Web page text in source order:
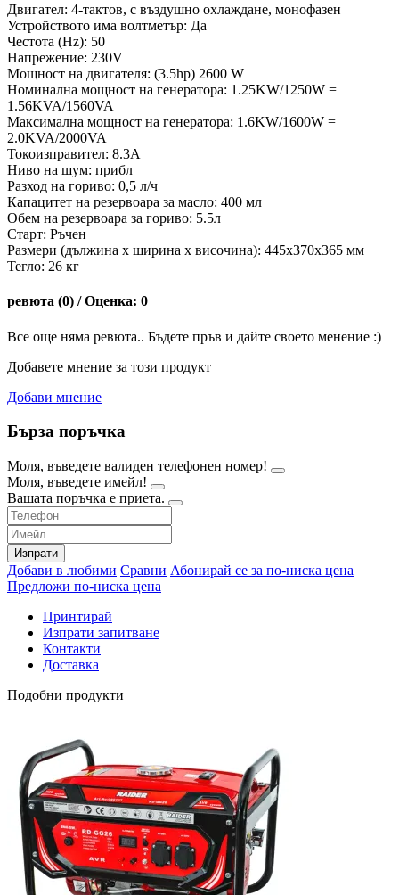
Двигател: 4-тактов, с въздушно охлаждане, монофазен
Устройството има волтметър: Да
Честота (Hz): 50
Напрежение: 230V
Мощност на двигателя: (3.5hp) 2600 W
Номинална мощност на генератора: 1.25KW/1250W =
1.56KVA/1560VA
Максимална мощност на генератора: 1.6KW/1600W =
2.0KVA/2000VA
Токоизправител: 8.3A
Ниво на шум: прибл
Разход на гориво: 0,5 л/ч
Капацитет на резервоара за масло: 400 мл
Обем на резервоара за гориво: 5.5л
Старт: Ръчен
Размери (дължина х ширина х височина): 445x370x365 мм
Тегло: 26 кг
ревюта (0) / Оценка: 0
Все още няма ревюта.. Бъдете пръв и дайте своето менение :)
Добавете мнение за този продукт
Добави мнение
Бърза поръчка
Моля, въведете валиден телефонен номер!
Моля, въведете имейл!
Вашата поръчка е приета.
Изпрати
Добави в любими Сравни Абонирай се за по-ниска цена
Предложи по-ниска цена
Принтирай
Изпрати запитване
Контакти
Доставка
Подобни продукти